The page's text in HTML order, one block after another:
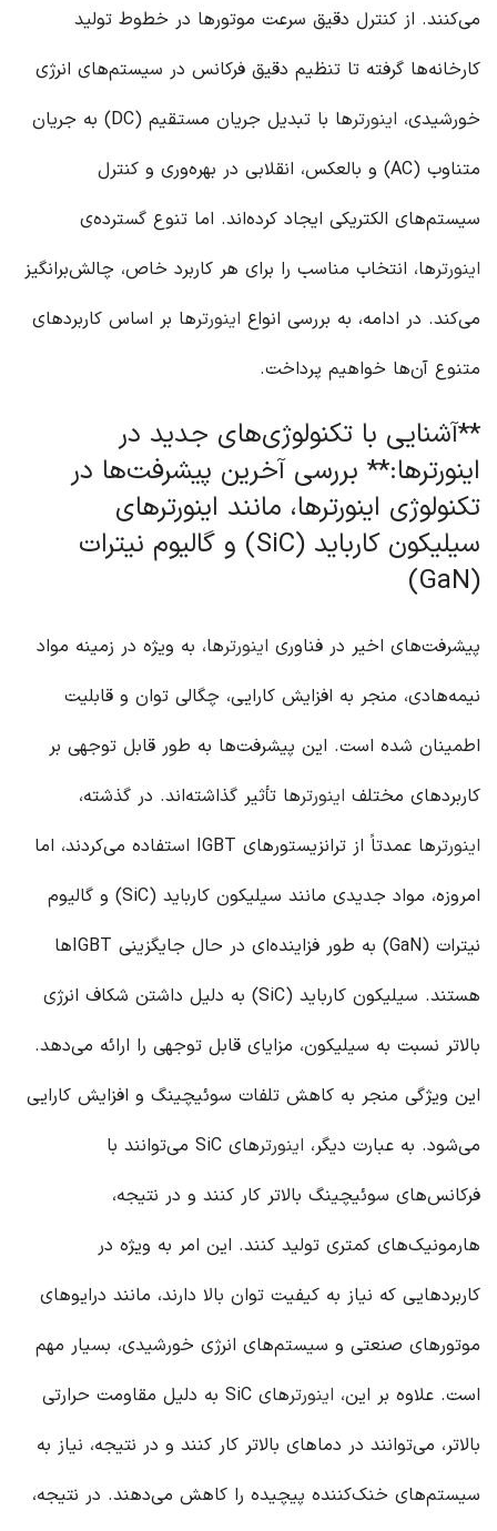
می‌کنند. از کنترل دقیق سرعت موتورها در خطوط تولید
کارخانه‌ها گرفته تا تنظیم دقیق فرکانس در سیستم‌های انرژی
خورشیدی، اینورتر
ها با تبدیل جریان مستقیم (DC) به جریان
متناوب (AC) و بالعکس، انقلابی در بهره‌وری و کنترل
سیستم‌های الکتریکی ایجاد کرده‌اند. اما تنوع گسترده‌ی
اینورترها، انتخاب مناسب را برای هر کاربرد خاص، چالش‌برانگیز
می‌کند. در ادامه، به بررسی انواع اینورترها بر اساس کاربردهای
متنوع آن‌ها خواهیم پرداخت.
**آشنایی با تکنولوژی‌های جدید در
اینورترها:** بررسی آخرین پیشرفت‌ها در
تکنولوژی اینورترها، مانند اینورترهای
سیلیکون کارباید (SiC) و گالیوم نیترات
(GaN)
پیشرفت‌های اخیر در فناوری اینورترها، به ویژه در زمینه مواد
نیمه‌هادی، منجر به افزایش کارایی، چگالی توان و قابلیت
اطمینان شده است. این پیشرفت‌ها به طور قابل توجهی بر
کاربردهای مختلف اینورترها تأثیر گذاشته‌اند. در گذشته،
اینورتر
ها عمدتاً از ترانزیستورهای IGBT استفاده می‌کردند، اما
امروزه، مواد جدیدی مانند سیلیکون کارباید (SiC) و گالیوم
نیترات (GaN) به طور فزاینده‌ای در حال جایگزینی IGBT‌ها
هستند. سیلیکون کارباید (SiC) به دلیل داشتن شکاف انرژی
بالاتر نسبت به سیلیکون، مزایای قابل توجهی را ارائه می‌دهد.
این ویژگی منجر به کاهش تلفات سوئیچینگ و افزایش کارایی
می‌شود. به عبارت دیگر، اینورتر
های SiC می‌توانند با
فرکانس‌های سوئیچینگ بالاتر کار کنند و در نتیجه،
هارمونیک‌های کمتری تولید کنند. این امر به ویژه در
کاربردهایی که نیاز به کیفیت توان بالا دارند، مانند درایوهای
موتورهای صنعتی و سیستم‌های انرژی خورشیدی، بسیار مهم
است. علاوه بر این، اینورتر
های SiC به دلیل مقاومت حرارتی
بالاتر، می‌توانند در دماهای بالاتر کار کنند و در نتیجه، نیاز به
سیستم‌های خنک‌کننده پیچیده را کاهش می‌دهند. در نتیجه،